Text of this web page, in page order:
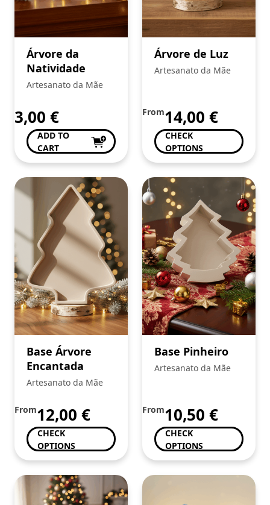
Árvore da
Natividade
Artesanato da Mãe
3,00 €
ADD TO
CART
Árvore de Luz
Artesanato da Mãe
From14,00 €
CHECK
OPTIONS
Base Árvore
Encantada
Artesanato da Mãe
From12,00 €
CHECK
OPTIONS
Base Pinheiro
Artesanato da Mãe
From10,50 €
CHECK
OPTIONS